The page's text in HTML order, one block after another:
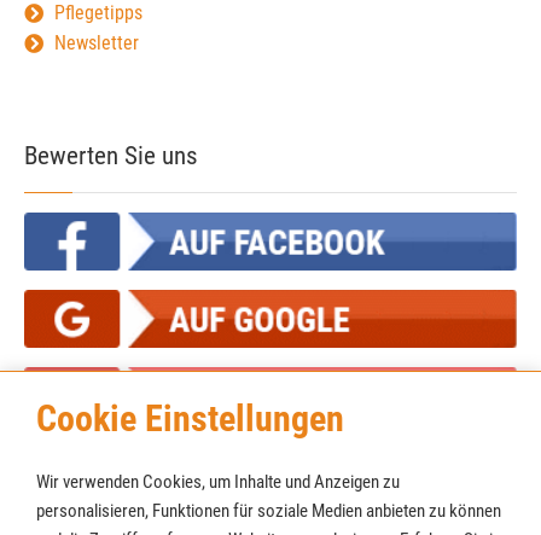
Cookie Einstellungen
Wir verwenden Cookies, um Inhalte und Anzeigen zu
personalisieren, Funktionen für soziale Medien anbieten zu können
Pflegetipps
Newsletter
Bewerten Sie uns